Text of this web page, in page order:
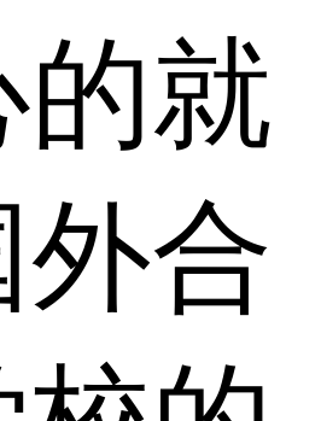
的就
外合